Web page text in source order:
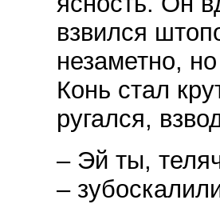
взвился
незаметно,
Конь стал
ругался,
– Эй ты,
–